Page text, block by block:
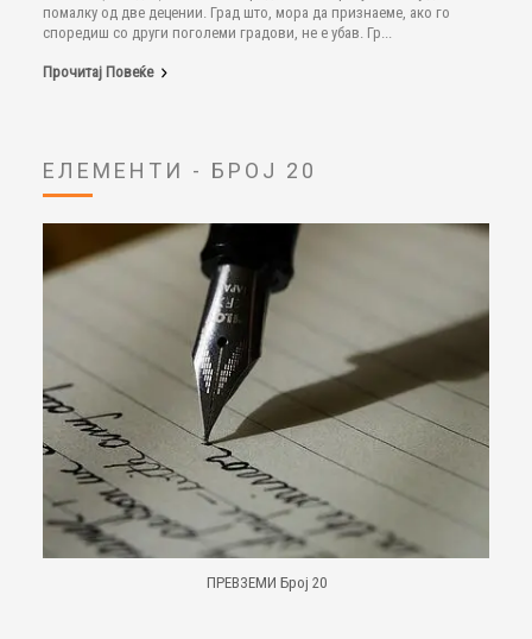
помалку од две децении. Град што, мора да признаеме, ако го
споредиш со други поголеми градови, не е убав. Гр...
Прочитај Повеќе
ЕЛЕМЕНТИ - БРОЈ 20
ПРЕВЗЕМИ Број 20